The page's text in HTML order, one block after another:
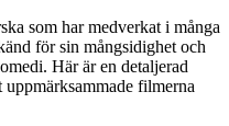
som har medverkat i många
för sin mångsidighet och
Här är en detaljerad
uppmärksammade filmerna